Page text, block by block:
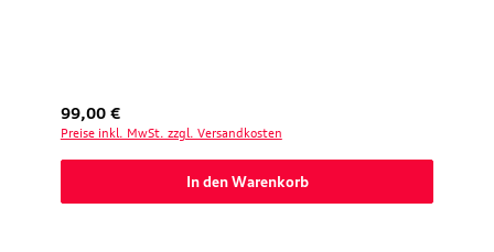
Regulärer Preis:
99,00 €
Preise inkl. MwSt. zzgl. Versandkosten
In den Warenkorb